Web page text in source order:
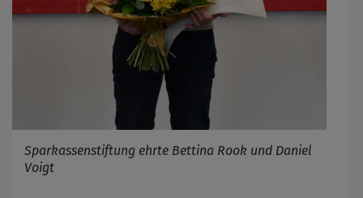
Sparkassenstiftung ehrte Bettina Rook und Daniel
Voigt